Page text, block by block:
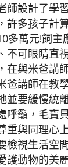
師設計了學
許多孩子計
多萬元!飼
不可眼睛直
在與米爸講
爸講師在教
並要緩慢繞
呼籲，毛寶
重與同理心
檢視生活空
護動物的美